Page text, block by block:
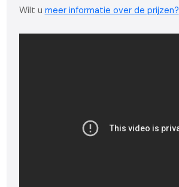
Wilt u meer informatie over de prijzen?